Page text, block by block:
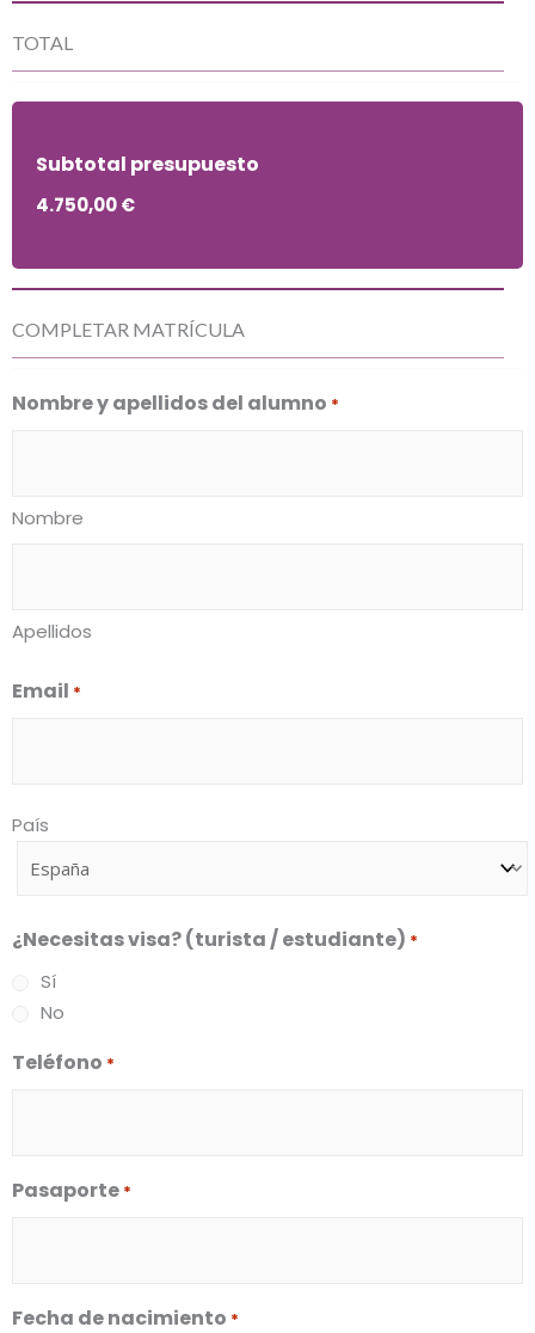
TOTAL
Subtotal presupuesto
4.750,00 €
COMPLETAR MATRÍCULA
Nombre y apellidos del alumno *
Nombre
Apellidos
Email *
Dirección
País
¿Necesitas visa? (turista / estudiante) *
Sí
No
Teléfono *
Pasaporte *
Fecha de nacimiento *